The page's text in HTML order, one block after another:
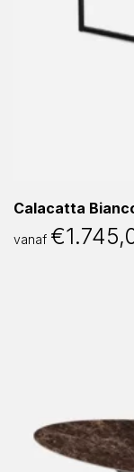
Calacatta
vanaf €